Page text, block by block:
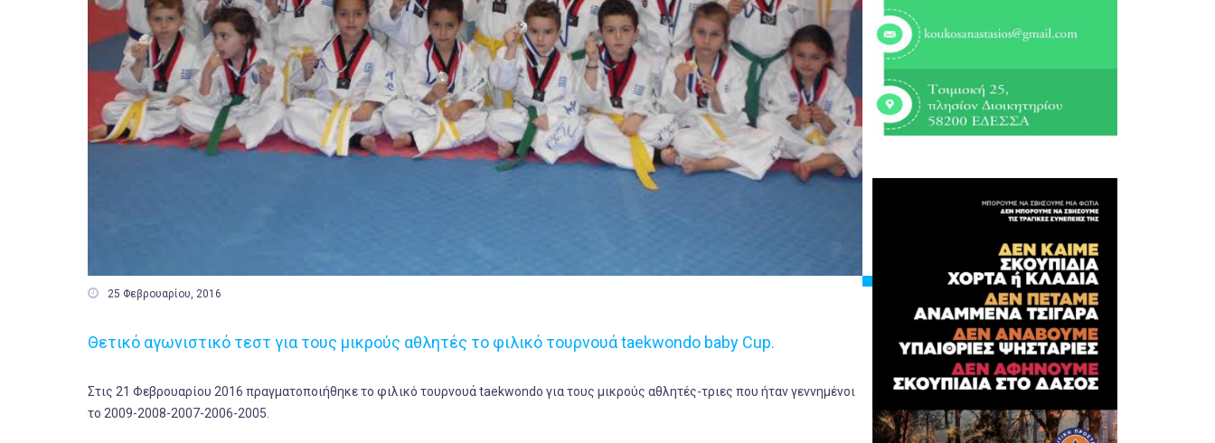
 25 Φεβρουαρίου, 2016
Θετικό αγωνιστικό τεστ για τους μικρούς αθλητές το φιλικό τουρνουά taekwondo baby Cup.
Στις 21 Φεβρουαρίου 2016 πραγματοποιήθηκε το φιλικό τουρνουά taekwondo για τους μικρούς αθλητές-τριες που ήταν γεννημένοι
το 2009-2008-2007-2006-2005.